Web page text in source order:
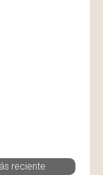
reciente